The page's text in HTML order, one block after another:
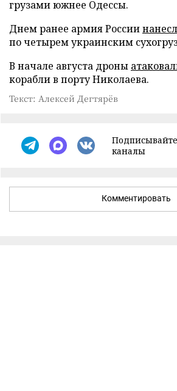
грузами южнее Одессы.
Днем ранее армия России
по четырем украинским
В начале августа дроны
корабли в порту Николаева.
Текст: Алексей Дегтярёв
каналы
Комментировать